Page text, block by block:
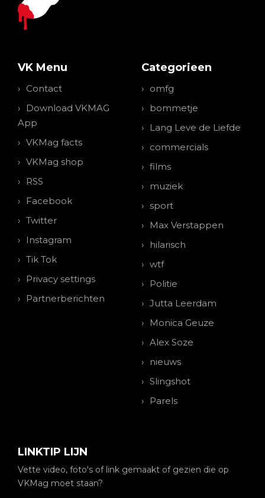
VK Menu
Contact
Download VKMAG
App
VKMag facts
VKMag shop
RSS
Facebook
Twitter
Instagram
Tik Tok
Privacy settings
Partnerberichten
Categorieen
omfg
bommetje
Lang Leve de Liefde
commercials
films
muziek
sport
Max Verstappen
hilarisch
wtf
Politie
Jutta Leerdam
Monica Geuze
Alex Soze
nieuws
Slingshot
Parels
LINKTIP LIJN
Vette video, foto's of link gemaakt of gezien die op
VKMag moet staan?